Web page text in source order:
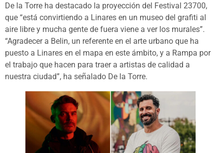
De la Torre ha destacado la proyección del Festival 23700,
que “está convirtiendo a Linares en un museo del grafiti al
aire libre y mucha gente de fuera viene a ver los murales”.
“Agradecer a Belin, un referente en el arte urbano que ha
puesto a Linares en el mapa en este ámbito, y a Rampa por
el trabajo que hacen para traer a artistas de calidad a
nuestra ciudad”, ha señalado De la Torre.